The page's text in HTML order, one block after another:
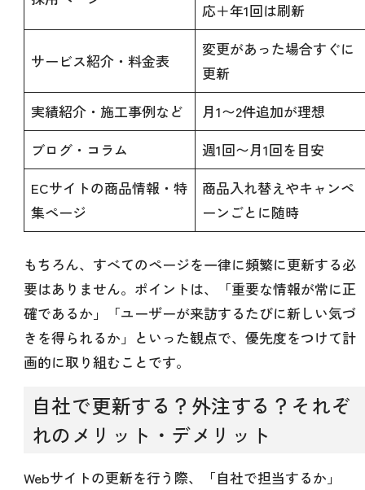
応＋年1回は刷新
サービス紹介・料金表
変更があった場合すぐに
更新
実績紹介・施工事例など
月1〜2件追加が理想
ブログ・コラム
週1回〜月1回を目安
ECサイトの商品情報・特
集ページ
商品入れ替えやキャンペ
ーンごとに随時
もちろん、すべてのページを一律に頻繁に更新する必
要はありません。ポイントは、「重要な情報が常に正
確であるか」「ユーザーが来訪するたびに新しい気づ
きを得られるか」といった観点で、優先度をつけて計
画的に取り組むことです。
自社で更新する？外注する？それぞ
れのメリット・デメリット
Webサイトの更新を行う際、「自社で担当するか」